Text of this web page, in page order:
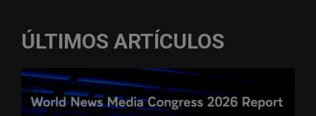
ÚLTIMOS ARTÍCULOS